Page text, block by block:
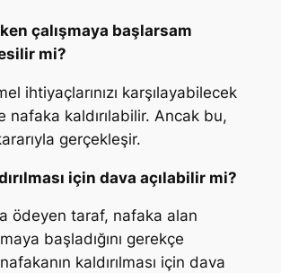
çalışmaya başlarsam
mi?
ihtiyaçlarınızı karşılayabilecek
nafaka kaldırılabilir. Ancak bu,
gerçekleşir.
için dava açılabilir mi?
ödeyen taraf, nafaka alan
başladığını gerekçe
kaldırılması için dava